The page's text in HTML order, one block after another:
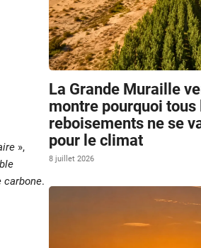
»,
carbone.
La Grande Muraille
montre pourquoi tous
reboisements ne se
pour le climat
8 juillet 2026